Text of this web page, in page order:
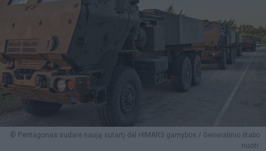
© Pentagonas sudarė naują sutartį dėl HIMARS gamybos / Generalinio štabo
nuotr.